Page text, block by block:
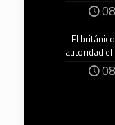
El
autoridad el